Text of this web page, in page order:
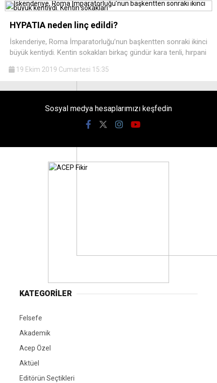
HYPATIA neden linç edildi?
İskenderiye, Roma İmparatorluğu’nun başkentten sonraki ikinci
büyük kentiydi. Kentin sokakları birkaç gündür kara tenli, hırpani
19 Ekim 2019 Cumartesi 15:35
Sosyal medya hesaplarımızı keşfedin
KATEGORİLER
Felsefe
Akademik
Acep Özel
Aktüel
Editörün Seçtikleri